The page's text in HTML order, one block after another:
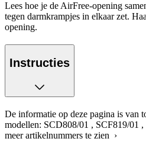
Lees hoe je de AirFree-opening
tegen darmkrampjes in elkaar zet.
opening.
Instructies
De informatie op deze pagina is van
modellen: SCD808/01 , SCF819/01 ,
meer artikelnummers te zien ›